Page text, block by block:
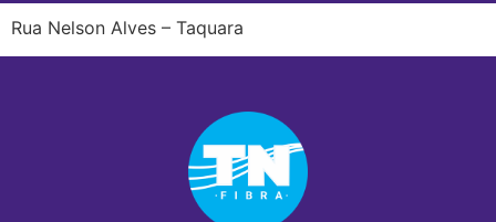
Rua Nelson Alves – Taquara